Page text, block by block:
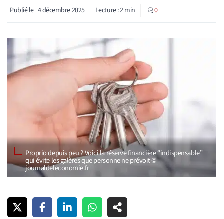
Publié le 4 décembre 2025 Lecture :2min 0
Proprio depuis peu ? Voici la réserve financière “indispensable”
qui évite les galères que personne ne prévoit ©
journaldeleconomie.fr